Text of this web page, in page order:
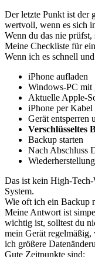
Der letzte Punkt ist der
wertvoll, wenn es sich
Wenn du das nie
Meine Checkliste für
Wenn ich es schnell
iPhone aufladen
Windows-PC mit
Aktuelle Apple-
iPhone per Kabel
Gerät entsperren
Verschlüsseltes
Backup starten
Nach Abschluss
Das ist kein High-
System.
Wie oft ich ein Backup
Meine Antwort ist
wichtig ist, solltest du
mein Gerät
ich größere
Gute Zeitpunkte sind: